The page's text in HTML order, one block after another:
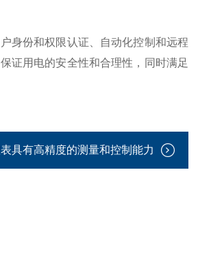
身份和权限认证、自动化控制和远程
证用电的安全性和合理性，同时满足
具有高精度的测量和控制能力